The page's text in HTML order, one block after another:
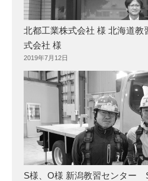
北都工業株式会社 様 北海道
式会社 様
2019年7月12日
S様、O様 新潟教習センター